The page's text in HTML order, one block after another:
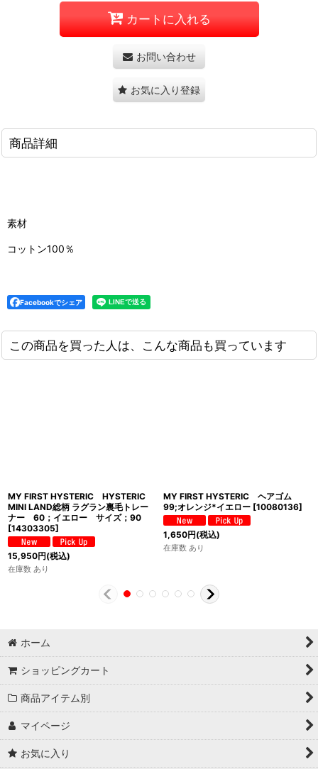
カートに入れる
お問い合わせ
お気に入り登録
商品詳細
素材
コットン100％
Facebookでシェア
この商品を買った人は、こんな商品も買っています
MY FIRST HYSTERIC HYSTERIC
MINI LAND総柄 ラグラン裏毛トレー
ナー 60；イエロー サイズ；90
[14303305]
15,950円(税込)
在庫数 あり
MY FIRST HYSTERIC ヘアゴム
99;オレンジ*イエロー [10080136]
1,650円(税込)
在庫数 あり
ホーム
ショッピングカート
商品アイテム別
マイページ
お気に入り